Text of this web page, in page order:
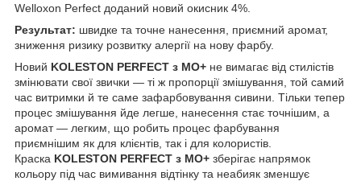
Welloxon Perfect доданий новий окисник 4%.
Результат: швидке та точне нанесення, приємний аромат,
зниження ризику розвитку алергії на нову фарбу.
Новий KOLESTON PERFECT з МО+ не вимагає від стилістів
змінювати свої звички — ті ж пропорції змішування, той самий
час витримки й те саме зафарбовування сивини. Тільки тепер
процес змішування йде легше, нанесення стає точнішим, а
аромат — легким, що робить процес фарбування
приємнішим як для клієнтів, так і для колористів.
Краска KOLESTON PERFECT з МО+ зберігає напрямок
кольору під час вимивання відтінку та неабияк зменшує